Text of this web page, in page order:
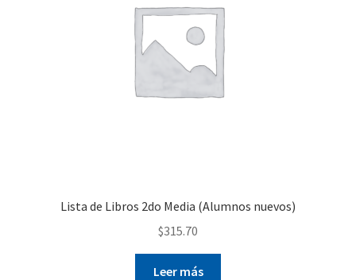
Lista de Libros 2do Media (Alumnos nuevos)
$315.70
Leer más